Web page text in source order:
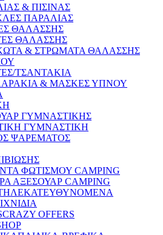
& ΠΙΣΙΝΑΣ
ΠΑΡΑΛΙΑΣ
ΘΑΛΑΣΣΗΣ
ΘΑΛΑΣΣΗΣ
& ΣΤΡΩΜΑΤΑ ΘΑΛΑΣΣΗΣ
ΤΣΑΝΤΑΚΙΑ
& ΜΑΣΚΕΣ ΥΠΝΟΥ
ΓΥΜΝΑΣΤΙΚΗΣ
ΓΥΜΝΑΣΤΙΚΗ
ΨΑΡΕΜΑΤΟΣ
ΦΩΤΙΣΜΟΥ CAMPING
ΑΞΕΣΟΥΑΡ CAMPING
ΤΗΛΕΚΑΤΕΥΘΥΝΟΜΕΝΑ
CRAZY OFFERS